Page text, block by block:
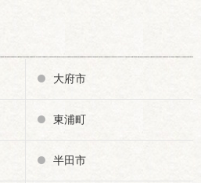
大府市
東浦町
半田市